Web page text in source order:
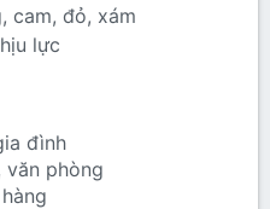
cam, đỏ, xám
lực
đình
phòng